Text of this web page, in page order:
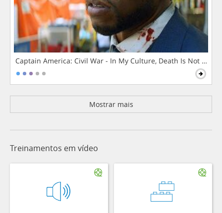
Captain America: Civil War - In My Culture, Death Is Not The
Mostrar mais
Treinamentos em vídeo